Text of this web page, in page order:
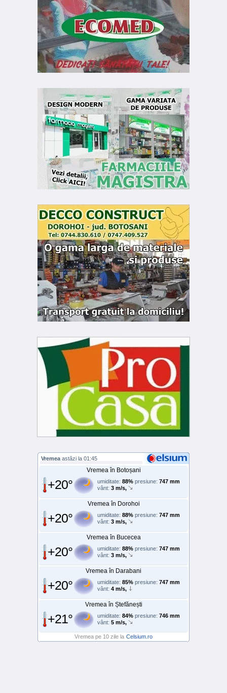
Vremea astăzi la 01:45
Vremea în Botoșani
+20° umiditate: 88% presiune: 747 mm
vânt: 3 m/s,
Vremea în Dorohoi
+20° umiditate: 88% presiune: 747 mm
vânt: 3 m/s,
Vremea în Bucecea
+20° umiditate: 88% presiune: 747 mm
vânt: 3 m/s,
Vremea în Darabani
+20° umiditate: 85% presiune: 747 mm
vânt: 4 m/s,
Vremea în Ștefănești
+21° umiditate: 84% presiune: 746 mm
vânt: 5 m/s,
Vremea pe 10 zile la Celsium.ro